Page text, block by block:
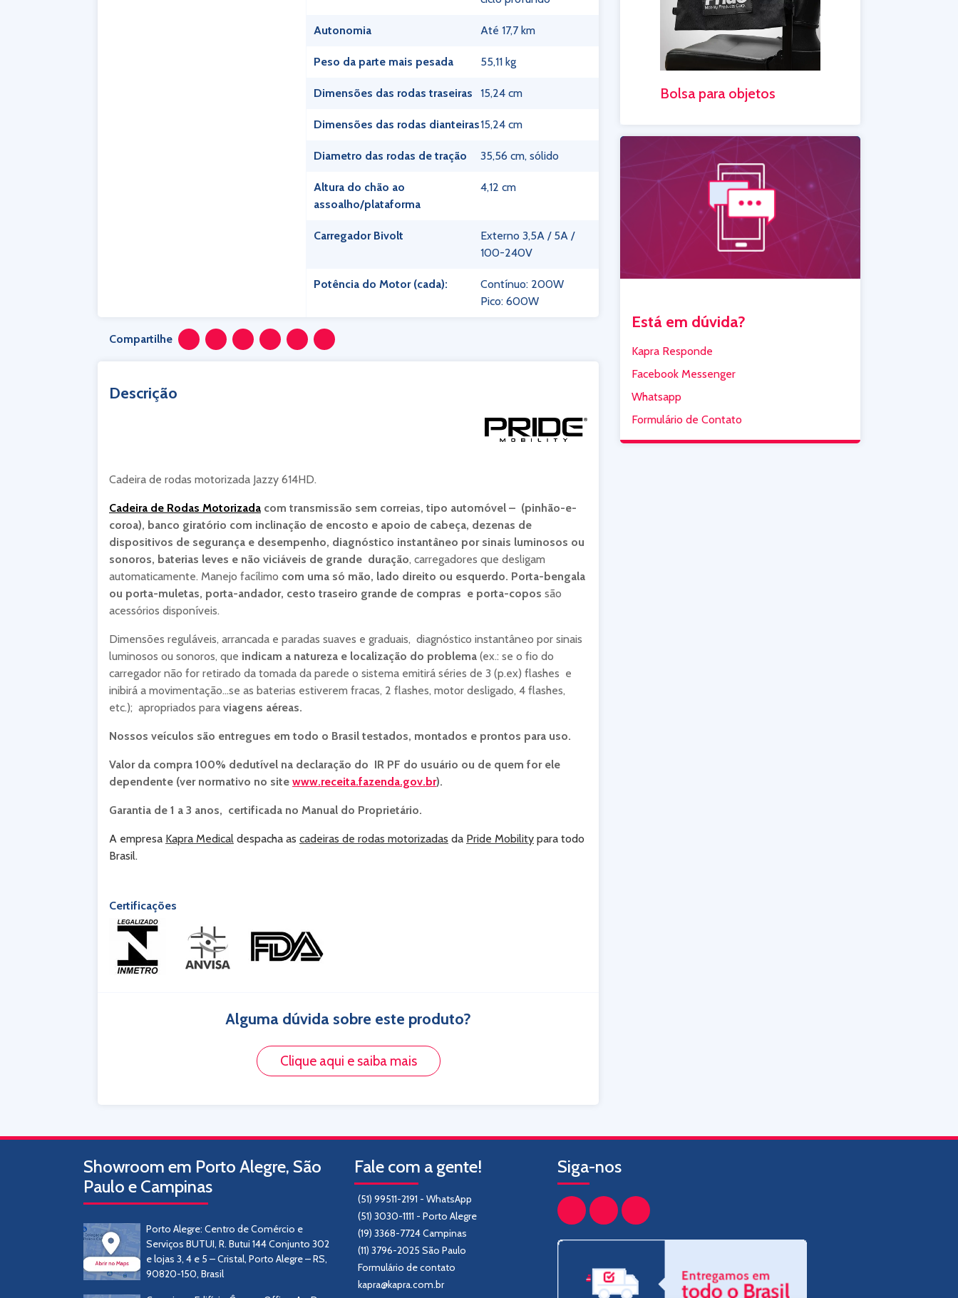
Autonomia Até 17,7 km
Peso da parte mais pesada 55,11 kg
Dimensões das rodas traseiras 15,24 cm
Dimensões das rodas dianteiras15,24 cm
Diametro das rodas de tração 35,56 cm, sólido
Altura do chão ao
assoalho/plataforma
4,12 cm
Carregador Bivolt
Externo 3,5A / 5A /
100-240V
Potência do Motor (cada):
Contínuo: 200W
Pico: 600W
Compartilhe
Descrição
Cadeira de rodas motorizada Jazzy 614HD.
Cadeira de Rodas Motorizada com transmissão sem correias, tipo automóvel – (pinhão-e-
coroa), banco giratório com inclinação de encosto e apoio de cabeça, dezenas de
dispositivos de segurança e desempenho, diagnóstico instantâneo por sinais luminosos ou
sonoros, baterias leves e não viciáveis de grande duração, carregadores que desligam
automaticamente. Manejo facílimo com uma só mão, lado direito ou esquerdo. Porta-bengala
ou porta-muletas, porta-andador, cesto traseiro grande de compras e porta-copos são
acessórios disponíveis.
Dimensões reguláveis, arrancada e paradas suaves e graduais, diagnóstico instantâneo por sinais
luminosos ou sonoros, que indicam a natureza e localização do problema (ex.: se o fio do
carregador não for retirado da tomada da parede o sistema emitirá séries de 3 (p.ex) flashes e
inibirá a movimentação…se as baterias estiverem fracas, 2 flashes, motor desligado, 4 flashes,
etc.); apropriados para viagens aéreas.
Nossos veículos são entregues em todo o Brasil testados, montados e prontos para uso.
Valor da compra 100% dedutível na declaração do IR PF do usuário ou de quem for ele
dependente (ver normativo no site www.receita.fazenda.gov.br).
Garantia de 1 a 3 anos, certificada no Manual do Proprietário.
A empresa Kapra Medical despacha as cadeiras de rodas motorizadas da Pride Mobility para todo
Brasil.
Certificações
Alguma dúvida sobre este produto?
Clique aqui e saiba mais
Bolsa para objetos
Está em dúvida?
Kapra Responde
Facebook Messenger
Whatsapp
Formulário de Contato
Showroom em Porto Alegre, São
Paulo e Campinas
Porto Alegre: Centro de Comércio e
Serviços BUTUI, R. Butui 144 Conjunto 302
e lojas 3, 4 e 5 – Cristal, Porto Alegre – RS,
90820-150, Brasil
Fale com a gente!
(51) 99511-2191 - WhatsApp
(51) 3030-1111 - Porto Alegre
(19) 3368-7724 Campinas
(11) 3796-2025 São Paulo
Formulário de contato
kapra@kapra.com.br
Siga-nos